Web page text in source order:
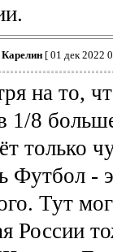
Карелин[ 01 дек 2022
на то,
1/8
только
Футбол -
Тут
России